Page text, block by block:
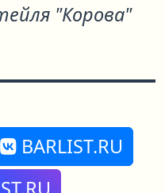
"Корова"
BARLIST.RU